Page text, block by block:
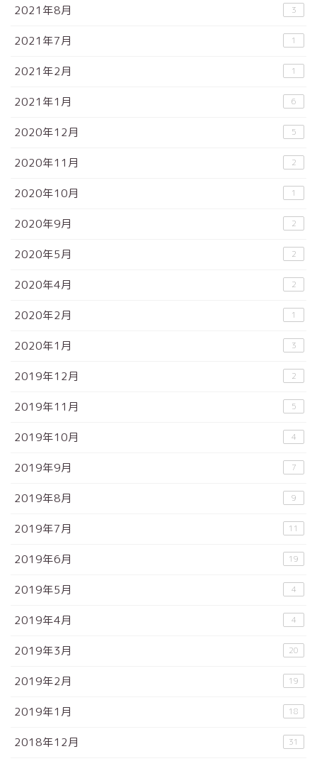
2021年8月 3
2021年7月 1
2021年2月 1
2021年1月 6
2020年12月 5
2020年11月 2
2020年10月 1
2020年9月 2
2020年5月 2
2020年4月 2
2020年2月 1
2020年1月 3
2019年12月 2
2019年11月 5
2019年10月 4
2019年9月 7
2019年8月 9
2019年7月 11
2019年6月 19
2019年5月 4
2019年4月 4
2019年3月 20
2019年2月 19
2019年1月 18
2018年12月 31